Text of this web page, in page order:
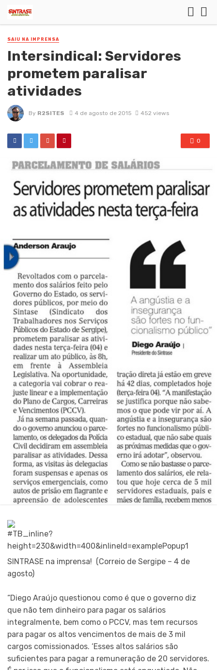
SAIU NA IMPRENSA
Intersindical: Servidores
prometem paralisar
atividades
By R2SITES 4 de agosto de 2015 452 views
0
SINTRASE na imprensa! (Correio de Sergipe – 4 de
agosto)
“Diego Araújo questionou como é que o governo diz
que não tem dinheiro para pagar os salários
integralmente, bem como o PCCV, mas tem recursos
para pagar os altos vencimentos de mais de 3 mil
cargos comissionados. ‘Esses altos salários são
suficientes para pagar a remuneração de 20 servidores.